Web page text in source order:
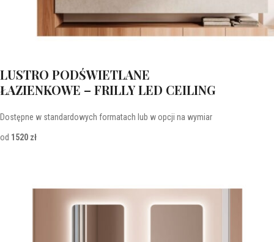
LUSTRO PODŚWIETLANE
ŁAZIENKOWE – FRILLY LED CEILING
Dostępne w standardowych formatach lub w opcji na wymiar
od 1520 zł